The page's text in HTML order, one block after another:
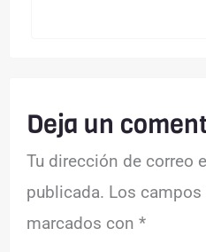
Deja un
Tu dirección de correo
publicada. Los
marcados con*